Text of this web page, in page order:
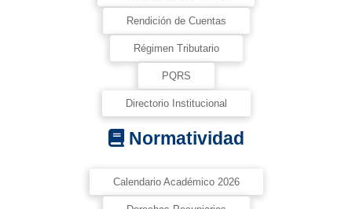
Rendición de Cuentas
Régimen Tributario
PQRS
Directorio Institucional
Normatividad
Calendario Académico 2026